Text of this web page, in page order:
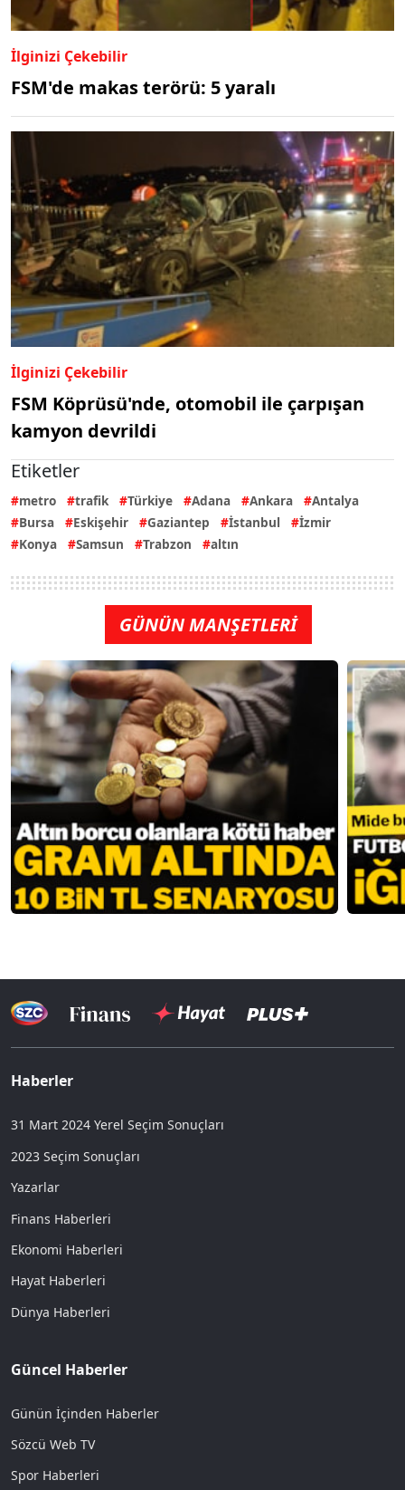
İlginizi Çekebilir
FSM'de makas terörü: 5 yaralı
İlginizi Çekebilir
FSM Köprüsü'nde, otomobil ile çarpışan
kamyon devrildi
Etiketler
metro trafik Türkiye Adana Ankara
Antalya
Bursa
Eskişehir Gaziantep İstanbul
İzmir
Konya
Samsun Trabzon altın
GÜNÜN MANŞETLERİ
Haberler
31 Mart 2024 Yerel Seçim Sonuçları
2023 Seçim Sonuçları
Yazarlar
Finans Haberleri
Ekonomi Haberleri
Hayat Haberleri
Dünya Haberleri
Güncel Haberler
Günün İçinden Haberler
Sözcü Web TV
Spor Haberleri